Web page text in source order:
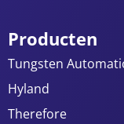
Producten
Tungsten
Hyland
Therefore